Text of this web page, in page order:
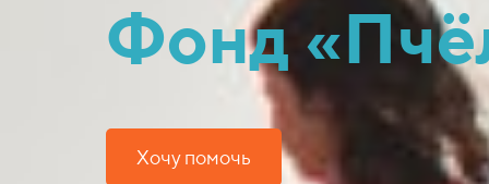
Фонд
Хочу помочь